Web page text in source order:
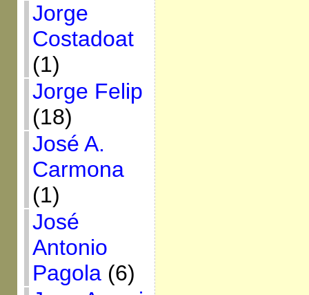
Jorge
Costadoat
(1)
Jorge Felip
(18)
José A.
Carmona
(1)
José
Antonio
Pagola(6)